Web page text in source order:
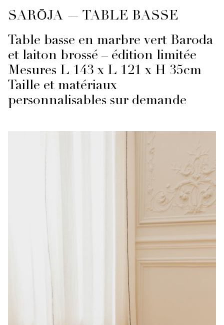
SARŌJA — TABLE BASSE
Table basse en marbre vert Baroda
et laiton brossé – édition limitée
Mesures L 143 x L 121 x H 35cm
Taille et matériaux
personnalisables sur demande